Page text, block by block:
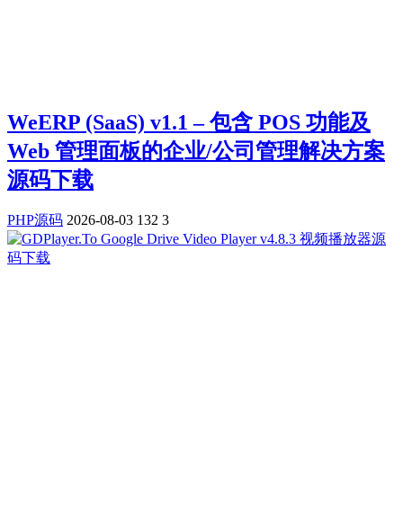
WeERP (SaaS) v1.1 – 包含 POS 功能及
Web 管理面板的企业/公司管理解决方案
源码下载
PHP源码 2026-08-03 132 3